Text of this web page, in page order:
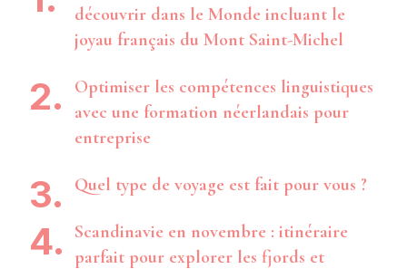
découvrir dans le Monde incluant le
joyau français du Mont Saint-Michel
Optimiser les compétences linguistiques
avec une formation néerlandais pour
entreprise
Quel type de voyage est fait pour vous ?
Scandinavie en novembre : itinéraire
parfait pour explorer les fjords et